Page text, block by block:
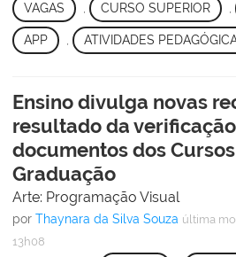
VAGAS , CURSO SUPERIOR ,
APP ATIVIDADES
Ensino divulga novas
resultado da
documentos dos
Graduação
Arte: Programação Visual
por Thaynara da Silva Souza última
13h08